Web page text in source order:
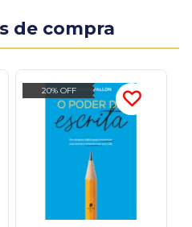
de compra
20% OFF